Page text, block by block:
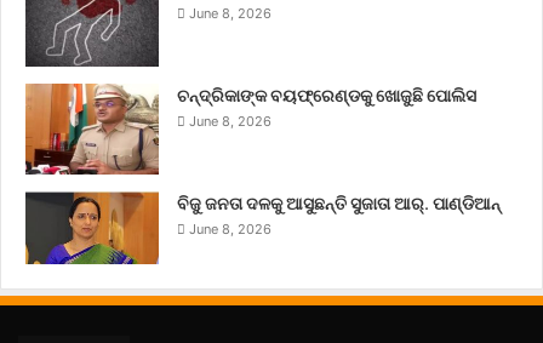
June 8, 2026
ଚନ୍ଦ୍ରିକାଙ୍କ ବୟଫ୍ରେଣ୍ଡକୁ ଖୋଜୁଛି ପୋଲିସ
June 8, 2026
ବିଜୁ ଜନତା ଦଳକୁ ଆସୁଛନ୍ତି ସୁଜାତା ଆର୍‌. ପାଣ୍ଡିଆନ୍
June 8, 2026